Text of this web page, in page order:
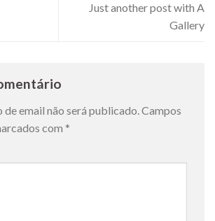
Just another post with A
Gallery
de email não será publicado.Campos
com *